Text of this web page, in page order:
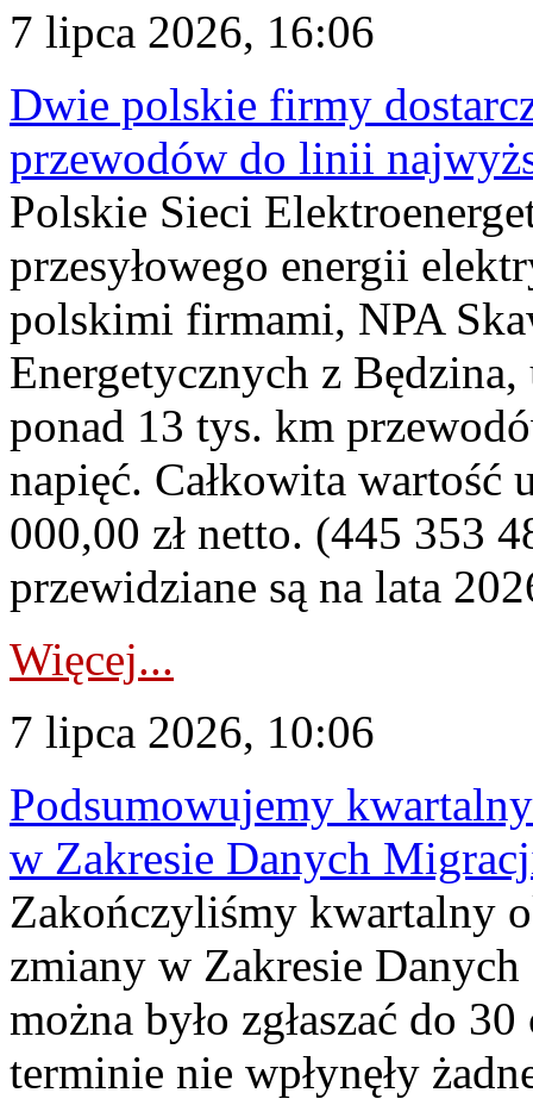
7 lipca 2026, 16:06
Dwie polskie firmy
przewodów do linii
Polskie Sieci
przesyłowego energii
polskimi firmami, NPA
Energetycznych z
ponad 13 tys. km
napięć. Całkowita
000,00 zł netto. (445 353
przewidziane są na lata
Więcej...
7 lipca 2026, 10:06
Podsumowujemy
w Zakresie Danych
Zakończyliśmy kwartalny
zmiany w Zakresie
można było zgłaszać do
terminie nie wpłynęły